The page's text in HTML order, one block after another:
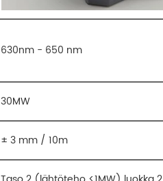
630nm - 650 nm
30MW
± 3 mm / 10m